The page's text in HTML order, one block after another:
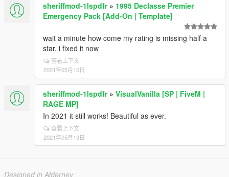
sheriffmod-1lspdfr» 1995 Declasse Premier
Emergency Pack [Add-On | Template]
wait a minute how come my rating is missing half a
star, i fixed it now
查看上下文
2021年05月15日
sheriffmod-1lspdfr» VisualVanilla [SP | FiveM |
RAGE MP]
In 2021 it still works! Beautiful as ever.
查看上下文
2021年05月13日
Designed in Alderney